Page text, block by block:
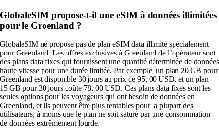
GlobaleSIM propose-t-il une eSIM à données illimitées
pour le Groenland ?
GlobaleSIM ne propose pas de plan eSIM data illimité spécialement
pour Greenland. Les offres exclusives à Greenland de l’opérateur sont
des plans data fixes qui fournissent une quantité déterminée de données
haute vitesse pour une durée limitée. Par exemple, un plan 20 GB pour
Greenland est disponible 30 jours au prix de 95, 00 USD, et un plan
15 GB pour 30 jours coûte 78, 00 USD. Ces plans data fixes sont les
seules options pour les voyageurs qui ont besoin de données en
Greenland, et ils peuvent être plus rentables pour la plupart des
utilisateurs, à moins que le plan ne soit saturé par une consommation
de données extrêmement lourde.